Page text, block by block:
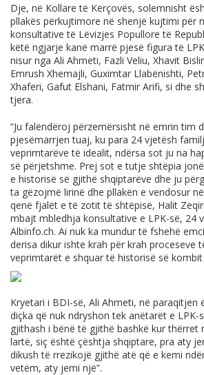
Dje, në Kollare të Kërçovës, solemnisht
pllakës përkujtimore në shenjë kujtimi për
konsultative të Lëvizjes Popullore të
këtë ngjarje kanë marrë pjesë figura të
nisur nga Ali Ahmeti, Fazli Veliu, Xhavit
Emrush Xhemajli, Guximtar Llabënishti,
Xhaferi, Gafut Elshani, Fatmir Arifi, si dhe
tjera.
“Ju falëndëroj përzemërsisht në emrin tim
pjesëmarrjen tuaj, ku para 24 vjetësh
veprimtarëve të idealit, ndërsa sot ju na
së përjetshme. Prej sot e tutje shtëpia
e historisë së gjithë shqiptarëve dhe ju
ta gëzojmë lirinë dhe pllakën e vendosur
qenë fjalët e të zotit të shtëpisë, Halit
mbajt mbledhja konsultative e LPK-së, 24
Albinfo.ch. Ai nuk ka mundur të fshehë
derisa dikur ishte krah për krah proceseve
veprimtarët e shquar të historisë së kombit
Kryetari i BDI-së, Ali Ahmeti, në paraqitjen
diçka që nuk ndryshon tek anëtarët e LPK-
gjithash i bënë të gjithë bashkë kur thërret
lartë, siç është çështja shqiptare, pra aty
dikush të rrezikojë gjithë atë që e kemi
vetëm, aty jemi një”.